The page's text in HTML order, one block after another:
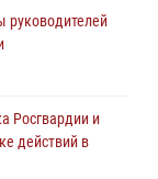
10
руководителей
Росгвардии и
действий в